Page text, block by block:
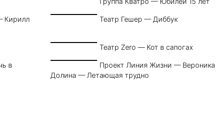
Кирилл
Театр Гешер — Диббук
Театр Zero — Кот в сапогах
в
Проект Линия Жизни — Вероника
Долина — Летающая трудно